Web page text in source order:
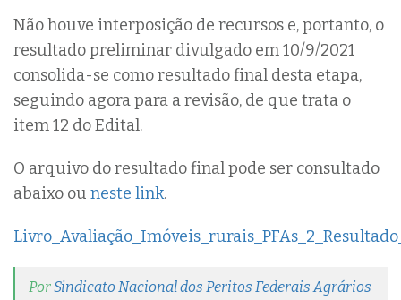
Não houve interposição de recursos e, portanto, o
resultado preliminar divulgado em 10/9/2021
consolida-se como resultado final desta etapa,
seguindo agora para a revisão, de que trata o
item 12 do Edital.
O arquivo do resultado final pode ser consultado
abaixo ou neste link.
PorSindicato Nacional dos Peritos Federais Agrários